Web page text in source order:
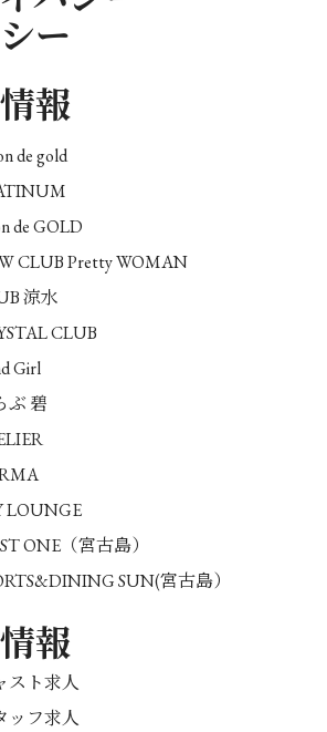
ー
報
de gold
de GOLD
CLUB Pretty WOMAN
涼水
CLUB
Girl
ぶ 碧
LOUNGE
ONE（宮古島）
SUN(宮古島）
報
スト求人
ッフ求人